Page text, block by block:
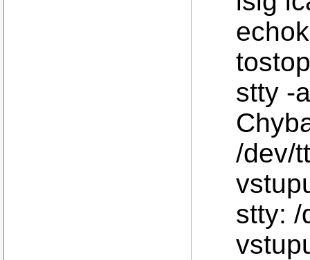
stty -
/dev/
stty: /